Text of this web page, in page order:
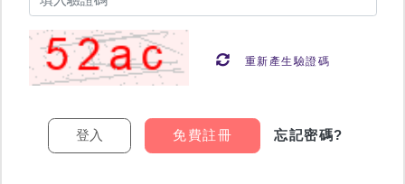
重新產生驗證碼
免費註冊 忘記密碼?